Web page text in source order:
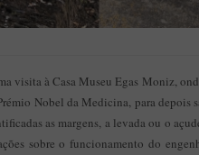
visita à Casa Museu Egas Moniz,
Nobel da Medicina, para
as margens, a levada ou o
sobre o funcionamento do